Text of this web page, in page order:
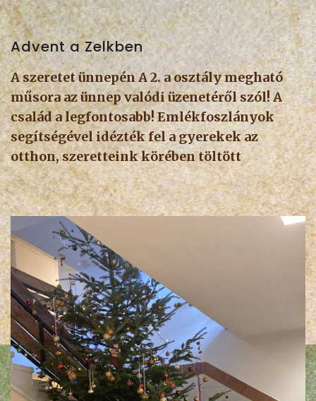
Advent a Zelkben
A szeretet ünnepén A 2. a osztály megható
műsora az ünnep valódi üzenetéről szól! A
család a legfontosabb! Emlékfoszlányok
segítségével idézték fel a gyerekek az
otthon, szeretteink körében töltött